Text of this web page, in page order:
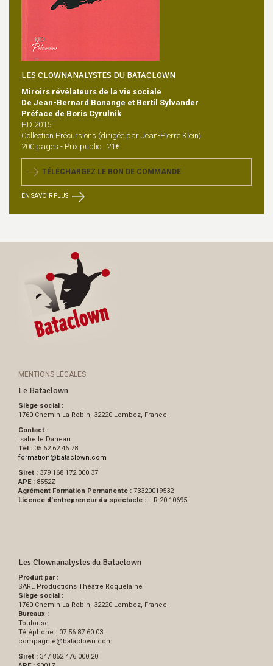
LES CLOWNANALYSTES DU BATACLOWN
Miroirs révélateurs de la vie sociale
De Jean-Bernard Bonange et Bertil Sylvander
Préface de Boris Cyrulnik
HD 2015
Collection Précursions (dirigée par Jean-Pierre Klein)
200 pages - Prix public : 21€
TÉLÉCHARGEZ LE BON DE COMMANDE
EN SAVOIR PLUS
MENTIONS LÉGALES
Le Bataclown
Siège social :
1760 Chemin La Robin, 32220 Lombez, France
Contact :
Isabelle Daneau
Tél : 05 62 62 46 78
formation@bataclown.com
Siret : 379 168 172 000 37
APE : 8552Z
Agrément Formation Permanente : 73320019532
Licence d’entrepreneur du spectacle : L-R-20-10695
Les Clownanalystes du Bataclown
Produit par :
SARL Productions Théâtre Roquelaine
Siège social :
1760 Chemin La Robin, 32220 Lombez, France
Bureaux :
Toulouse
Téléphone : 07 56 87 60 03
compagnie@bataclown.com
Siret : 347 862 476 000 20